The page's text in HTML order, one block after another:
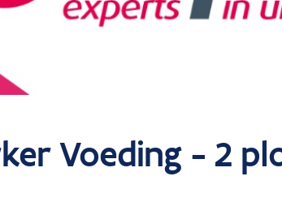
Voeding - 2